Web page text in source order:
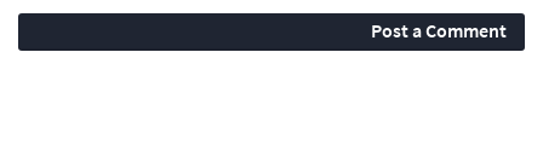
Post a Comment